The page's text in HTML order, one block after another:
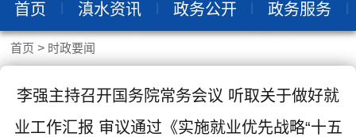
首页 滇水资讯 政务公开 政务服务
首页 > 时政要闻
李强主持召开国务院常务会议 听取关于做好就
业工作汇报 审议通过《实施就业优先战略“十五